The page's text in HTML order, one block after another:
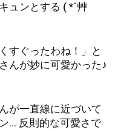
ュンとする ( *´艸
すぐったわね！」と
んが妙に可愛かった♪
が一直線に近づいて
… 反則的な可愛さで